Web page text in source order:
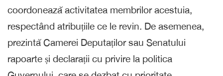
coordonează activitatea membrilor acestuia,
respectând atribuțiile ce le revin. De asemenea,
prezintă Camerei Deputaților sau Senatului
rapoarte și declarații cu privire la politica